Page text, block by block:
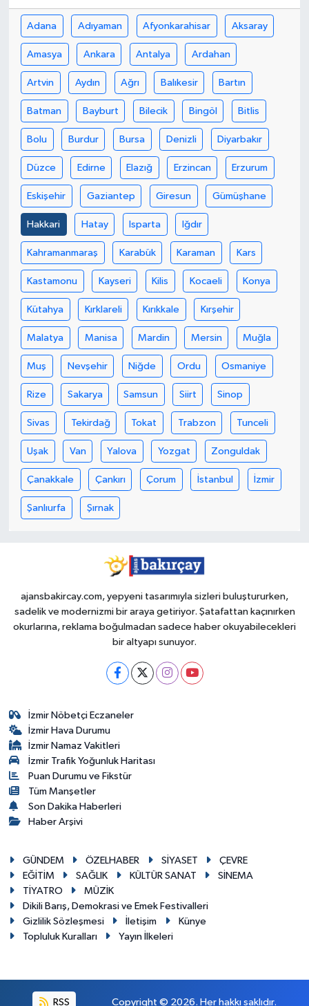
Adana Adıyaman Afyonkarahisar Aksaray
Amasya Ankara Antalya Ardahan
Artvin Aydın Ağrı Balıkesir Bartın
Batman Bayburt Bilecik Bingöl Bitlis
Bolu Burdur Bursa Denizli Diyarbakır
Düzce Edirne Elazığ Erzincan Erzurum
Eskişehir Gaziantep Giresun Gümüşhane
Hakkari Hatay Isparta Iğdır
Kahramanmaraş Karabük Karaman Kars
Kastamonu Kayseri Kilis Kocaeli Konya
Kütahya Kırklareli Kırıkkale Kırşehir
Malatya Manisa Mardin Mersin Muğla
Muş Nevşehir Niğde Ordu Osmaniye
Rize Sakarya Samsun Siirt Sinop
Sivas Tekirdağ Tokat Trabzon Tunceli
Uşak Van Yalova Yozgat Zonguldak
Çanakkale Çankırı Çorum İstanbul İzmir
Şanlıurfa Şırnak
ajansbakircay.com, yepyeni tasarımıyla sizleri buluştururken,
sadelik ve modernizmi bir araya getiriyor. Şatafattan kaçınırken
okurlarına, reklama boğulmadan sadece haber okuyabilecekleri
bir altyapı sunuyor.
İzmir Nöbetçi Eczaneler
İzmir Hava Durumu
İzmir Namaz Vakitleri
İzmir Trafik Yoğunluk Haritası
Puan Durumu ve Fikstür
Tüm Manşetler
Son Dakika Haberleri
Haber Arşivi
GÜNDEM ÖZELHABER SİYASET
ÇEVRE
EĞİTİM
SAĞLIK KÜLTÜR SANAT
SİNEMA
TİYATRO
MÜZİK
Dikili Barış, Demokrasi ve Emek Festivalleri
Gizlilik Sözleşmesi
İletişim
Künye
Topluluk Kuralları
Yayın İlkeleri
RSS Copyright © 2026. Her hakkı saklıdır.